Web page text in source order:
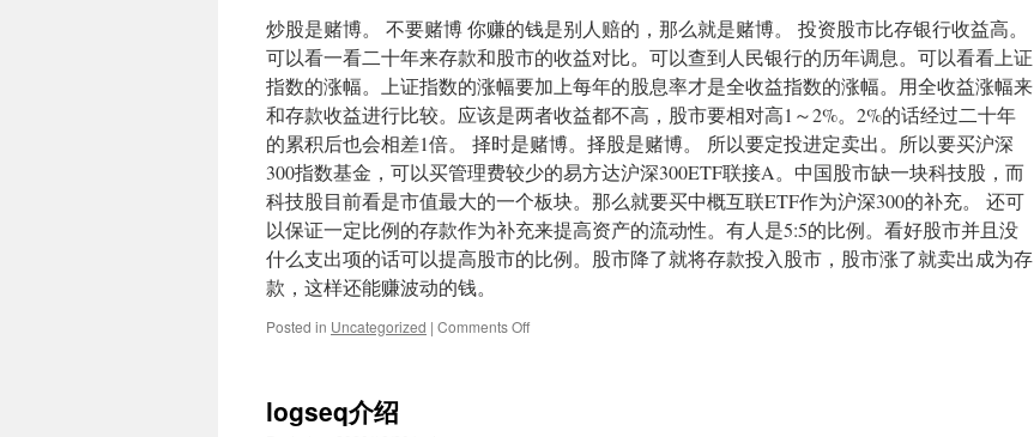
炒股是赌博。 不要赌博 你赚的钱是别人赔的，那么就是赌博。 投资股市比存银行收益高。
可以看一看二十年来存款和股市的收益对比。可以查到人民银行的历年调息。可以看看上证
指数的涨幅。上证指数的涨幅要加上每年的股息率才是全收益指数的涨幅。用全收益涨幅来
和存款收益进行比较。应该是两者收益都不高，股市要相对高1～2%。2%的话经过二十年
的累积后也会相差1倍。 择时是赌博。择股是赌博。 所以要定投进定卖出。所以要买沪深
300指数基金，可以买管理费较少的易方达沪深300ETF联接A。中国股市缺一块科技股，而
科技股目前看是市值最大的一个板块。那么就要买中概互联ETF作为沪深300的补充。 还可
以保证一定比例的存款作为补充来提高资产的流动性。有人是5:5的比例。看好股市并且没
什么支出项的话可以提高股市的比例。股市降了就将存款投入股市，股市涨了就卖出成为存
款，这样还能赚波动的钱。
Posted in Uncategorized | Comments Offon
logseq介绍